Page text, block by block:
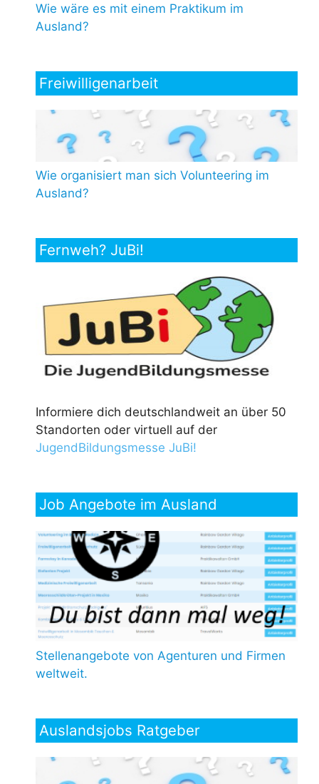
Wie wäre es mit einem Praktikum im
Ausland?
Freiwilligenarbeit
Wie organisiert man sich Volunteering im
Ausland?
Fernweh? JuBi!
Informiere dich deutschlandweit an über 50
Standorten oder virtuell auf der
JugendBildungsmesse JuBi!
Job Angebote im Ausland
Stellenangebote von Agenturen und Firmen
weltweit.
Auslandsjobs Ratgeber